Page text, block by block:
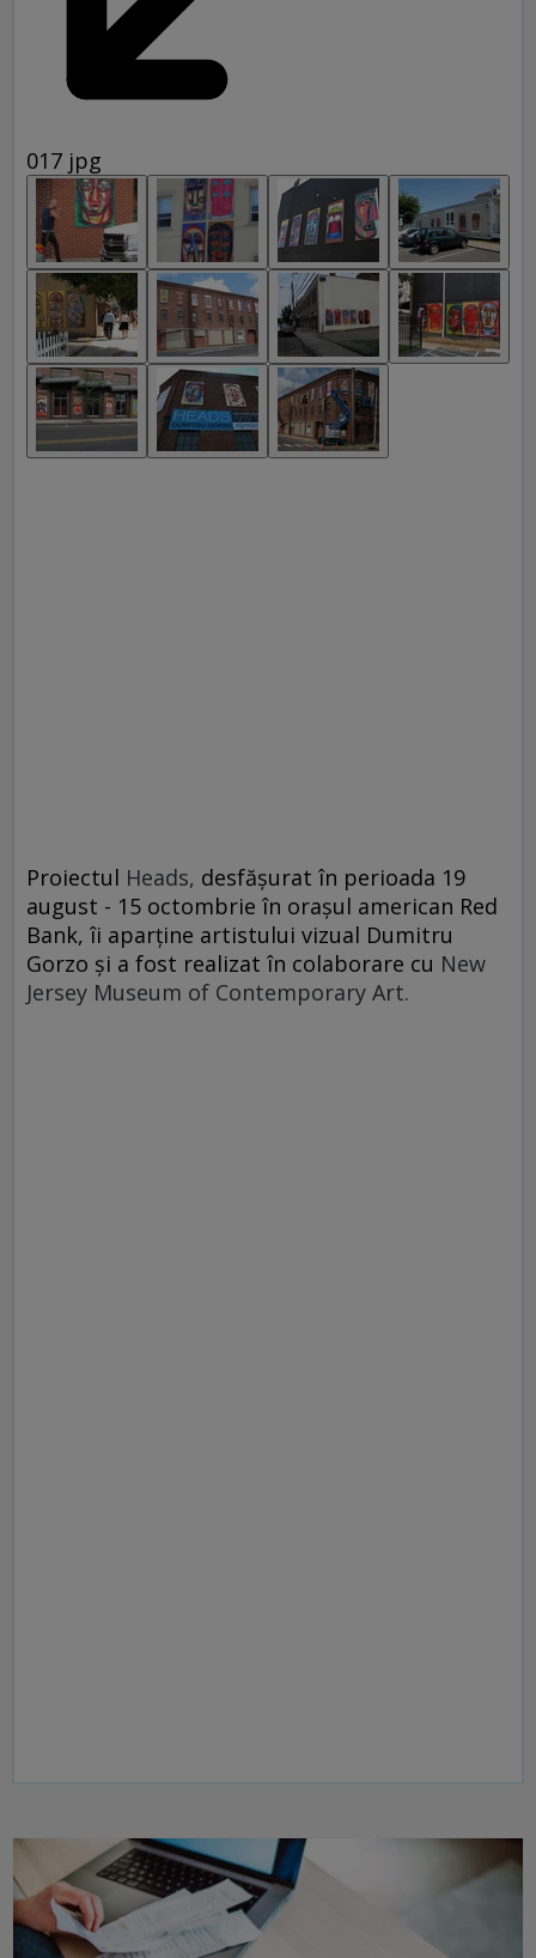
017 jpg
Proiectul Heads, desfăşurat în perioada 19
august - 15 octombrie în oraşul american Red
Bank, îi aparţine artistului vizual Dumitru
Gorzo şi a fost realizat în colaborare cu New
Jersey Museum of Contemporary Art.